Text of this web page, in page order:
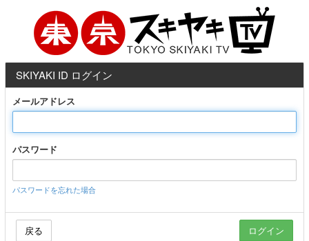
SKIYAKI ID ログイン
メールアドレス
パスワード
パスワードを忘れた場合
戻る